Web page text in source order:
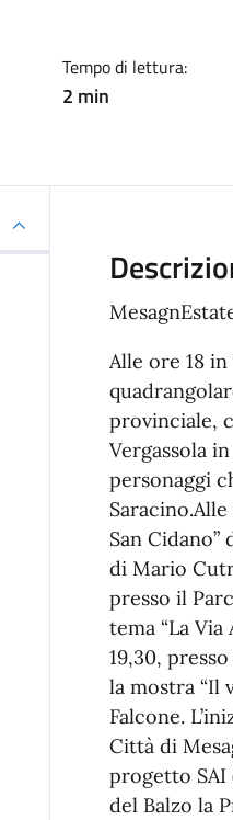
Tempo di lettura:
2 min
Alle ore 18
provinciale,
Vergassola
personaggi
San
di Mario
presso il
tema “La
19,30,
la mostra “Il
Falcone.
Città di
progetto SAI
del Balzo la